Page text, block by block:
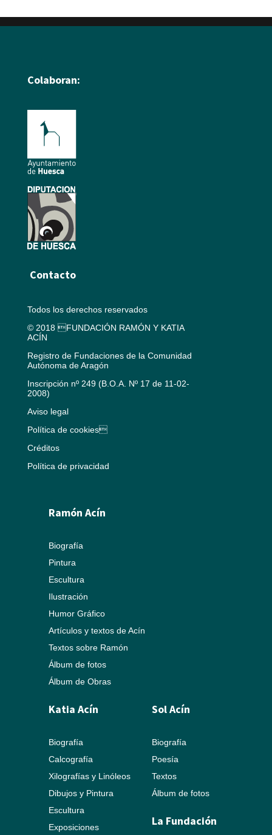
Colaboran:
Contacto
Todos los derechos reservados
© 2018 FUNDACIÓN RAMÓN Y KATIA
ACÍN
Registro de Fundaciones de la Comunidad
Autónoma de Aragón
Inscripción nº 249 (B.O.A. Nº 17 de 11-02-
2008)
Aviso legal
Política de cookies
Créditos
Política de privacidad
Ramón Acín
Biografía
Pintura
Escultura
Ilustración
Humor Gráfico
Artículos y textos de Acín
Textos sobre Ramón
Álbum de fotos
Álbum de Obras
Katia Acín
Biografía
Calcografía
Xilografías y Linóleos
Dibujos y Pintura
Escultura
Exposiciones
Sol Acín
Biografía
Poesía
Textos
Álbum de fotos
La Fundación